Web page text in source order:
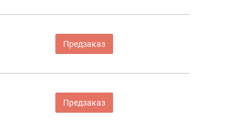
Предзаказ
Предзаказ